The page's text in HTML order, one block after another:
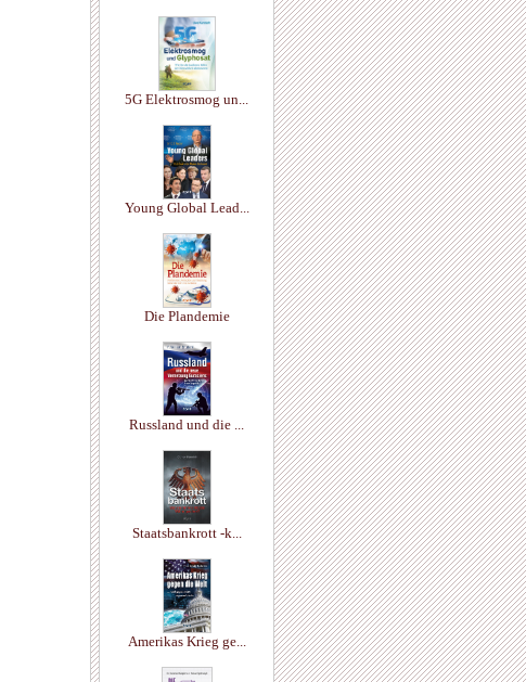
5G Elektrosmog un...
Young Global Lead...
Die Plandemie
Russland und die ...
Staatsbankrott -k...
Amerikas Krieg ge...